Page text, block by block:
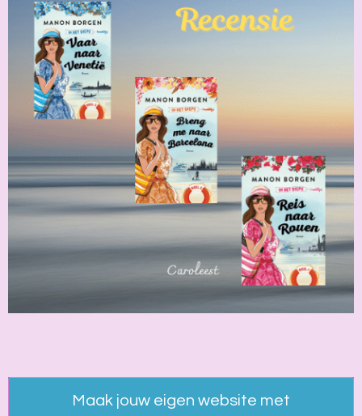
Maak jouw eigen website met